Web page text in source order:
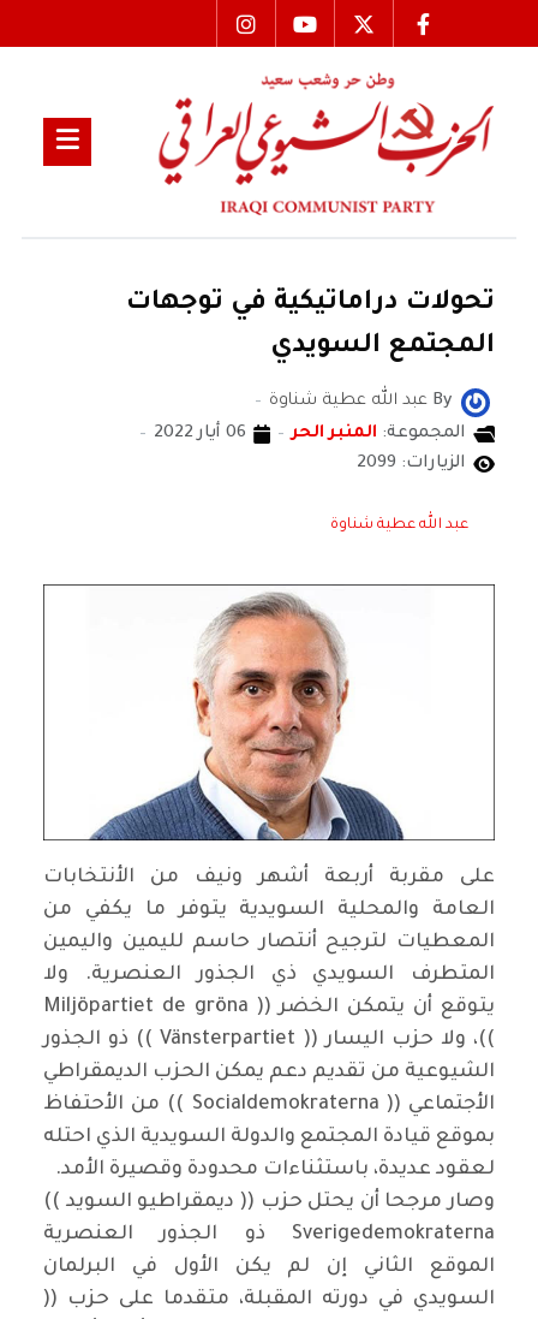
تحولات دراماتيكية في توجهات
المجتمع السويدي
By عبد الله عطية شناوة
المجموعة: المنبر الحر
06 أيار 2022
الزيارات: 2099
عبد الله عطية شناوة
على مقربة أربعة أشهر ونيف من الأنتخابات
العامة والمحلية السويدية يتوفر ما يكفي من
المعطيات لترجيح أنتصار حاسم لليمين واليمين
المتطرف السويدي ذي الجذور العنصرية. ولا
يتوقع أن يتمكن الخضر (( Miljöpartiet de gröna
))، ولا حزب اليسار (( Vänsterpartiet )) ذو الجذور
الشيوعية من تقديم دعم يمكن الحزب الديمقراطي
الأجتماعي (( Socialdemokraterna )) من الأحتفاظ
بموقع قيادة المجتمع والدولة السويدية الذي احتله
لعقود عديدة، باستثناءات محدودة وقصيرة الأمد.
وصار مرجحا أن يحتل حزب (( ديمقراطيو السويد ))
Sverigedemokraterna ذو الجذور العنصرية
الموقع الثاني إن لم يكن الأول في البرلمان
السويدي في دورته المقبلة، متقدما على حزب ((